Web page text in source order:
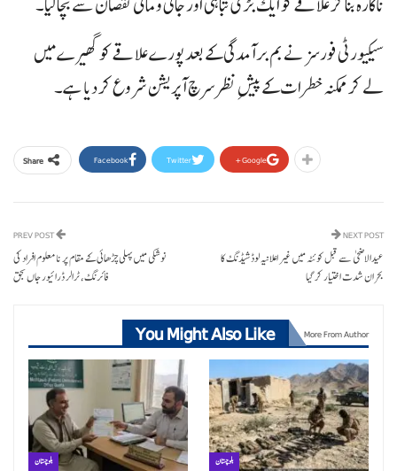
سیکیورٹی فورسز نے بم برآمدگی کے بعد پورے علاقے کو گھیرے میں
لے کر ممکنہ خطرات کے پیشِ نظر سرچ آپریشن شروع کر دیا ہے۔
Share Facebook Twitter Google+
نوشکی میں پہلی چڑھائی کے مقام پر نامعلوم افراد کی
فائرنگ، ٹرالر ڈرائیور جاں بحق
NEXT POST
عیدالاضحی سے قبل کوئٹہ میں غیر اعلانیہ لوڈشیڈنگ کا
بحران شدت اختیار کر گیا
You Might Also Like More From Author
بلوچستان بلوچستان